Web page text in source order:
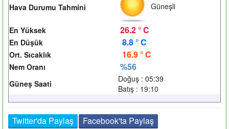
Hava Durumu Tahmini Güneşli
En Yüksek 26.2 ° C
En Düşük 8.8 ° C
Ort. Sıcaklık 16.9 ° C
Nem Oranı %56
Güneş Saati
Doğuş : 05:39
Batış : 19:10
Twitter'da Paylaş
Facebook'ta Paylaş